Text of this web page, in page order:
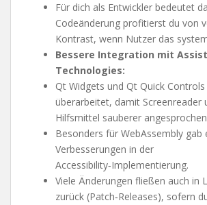
Für dich als Entwickler bedeutet
Codeänderung profitierst du von
Kontrast, wenn Nutzer das
Bessere Integration mit
Technologies:
Qt Widgets und Qt Quick
überarbeitet, damit Screenreader
Hilfsmittel sauberer
Besonders für WebAssembly gab
Verbesserungen in der
Accessibility‑Implementierung.
Viele Änderungen fließen auch in
zurück (Patch‑Releases), sofern